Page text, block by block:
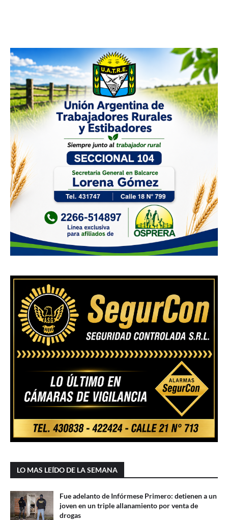
LO MAS LEÍDO DE LA SEMANA
Fue adelanto de Infórmese Primero: detienen a un
joven en un triple allanamiento por venta de
drogas